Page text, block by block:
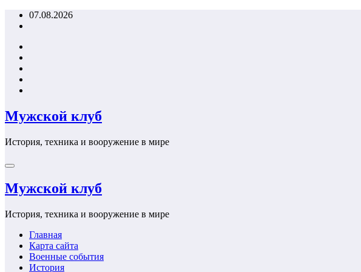
Перейти07.08.2026
Мужской клуб
История, техника и вооружение в мире
Мужской клуб
История, техника и вооружение в мире
Главная
Карта сайта
Военные события
История